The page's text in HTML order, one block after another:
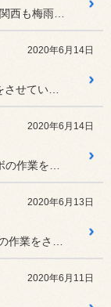
2020年6月14日
2020年6月14日
2020年6月13日
2020年6月11日